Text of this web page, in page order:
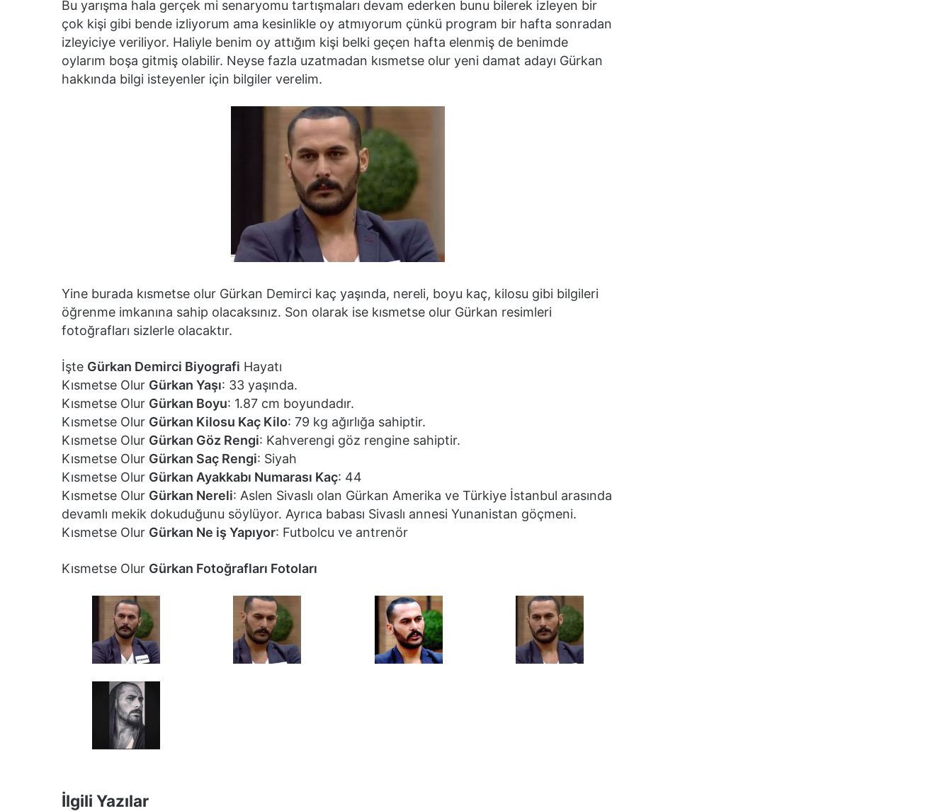
Bu yarışma hala gerçek mi senaryomu tartışmaları devam ederken bunu bilerek izleyen bir
çok kişi gibi bende izliyorum ama kesinlikle oy atmıyorum çünkü program bir hafta sonradan
izleyiciye veriliyor. Haliyle benim oy attığım kişi belki geçen hafta elenmiş de benimde
oylarım boşa gitmiş olabilir. Neyse fazla uzatmadan kısmetse olur yeni damat adayı Gürkan
hakkında bilgi isteyenler için bilgiler verelim.
Yine burada kısmetse olur Gürkan Demirci kaç yaşında, nereli, boyu kaç, kilosu gibi bilgileri
öğrenme imkanına sahip olacaksınız. Son olarak ise kısmetse olur Gürkan resimleri
fotoğrafları sizlerle olacaktır.
İşte Gürkan Demirci Biyografi Hayatı
Kısmetse Olur Gürkan Yaşı: 33 yaşında.
Kısmetse Olur Gürkan Boyu: 1.87 cm boyundadır.
Kısmetse Olur Gürkan Kilosu Kaç Kilo: 79 kg ağırlığa sahiptir.
Kısmetse Olur Gürkan Göz Rengi: Kahverengi göz rengine sahiptir.
Kısmetse Olur Gürkan Saç Rengi: Siyah
Kısmetse Olur Gürkan Ayakkabı Numarası Kaç: 44
Kısmetse Olur Gürkan Nereli: Aslen Sivaslı olan Gürkan Amerika ve Türkiye İstanbul arasında
devamlı mekik dokuduğunu söylüyor. Ayrıca babası Sivaslı annesi Yunanistan göçmeni.
Kısmetse Olur Gürkan Ne iş Yapıyor: Futbolcu ve antrenör
Kısmetse Olur Gürkan Fotoğrafları Fotoları
İlgili Yazılar